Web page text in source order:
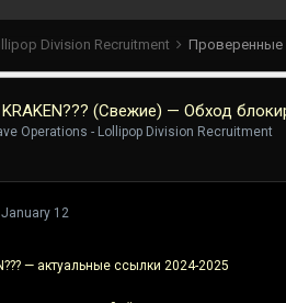
Division Recruitment
(Свежие) — Обход
Operations - Lollipop Division Recruitment
January 12
— актуальные ссылки 2024-2025